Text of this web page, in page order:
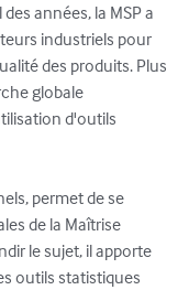
années, la MSP a
industriels pour
des produits. Plus
globale
d'outils
permet de se
de la Maîtrise
le sujet, il apporte
outils statistiques